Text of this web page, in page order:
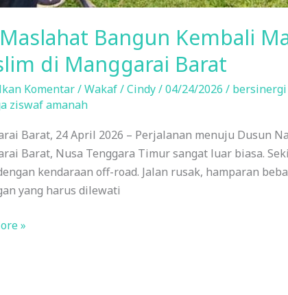
Bangun Kembali
di Manggarai Barat
Komentar/Wakaf/Cindy/04/24/2026 /
ziswaf amanah
Barat, 24 April 2026 – Perjalanan menuju Dusun
Barat, Nusa Tenggara Timur sangat luar biasa.
kendaraan off-road. Jalan rusak, hamparan
yang harus dilewati
»